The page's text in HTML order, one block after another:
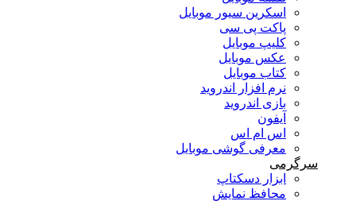
اسکرین سیور موبایل
پاکت پی سی
کلیپ موبایل
عکس موبایل
کتاب موبایل
نرم افزار اندروید
بازی اندروید
آیفون
اس ام اس
معرفی گوشی موبایل
سرگرمی
ابزار دسکتاپ
محافظ نمایش